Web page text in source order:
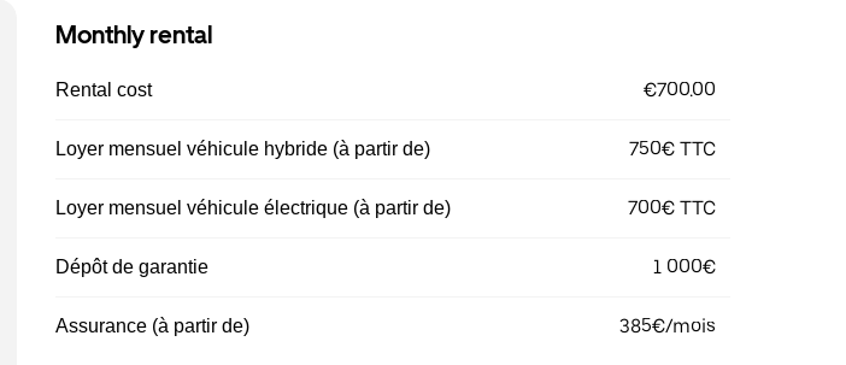
Monthly rental
Rental cost €700.00
Loyer mensuel véhicule hybride (à partir de) 750€ TTC
Loyer mensuel véhicule électrique (à partir de) 700€ TTC
Dépôt de garantie 1 000€
Assurance (à partir de) 385€/mois